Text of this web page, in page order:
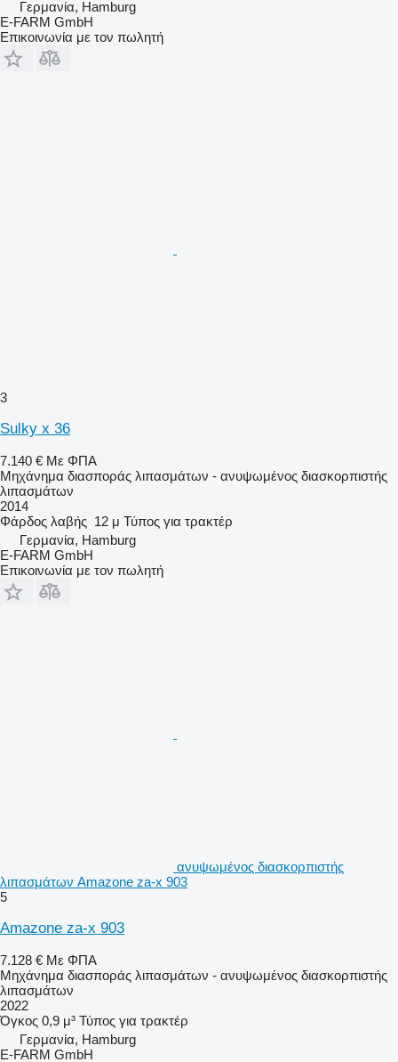
Γερμανία, Hamburg
E-FARM GmbH
Επικοινωνία με τον πωλητή
3
Sulky x 36
7.140 € Με ΦΠΑ
Μηχάνημα διασποράς λιπασμάτων - ανυψωμένος διασκορπιστής
λιπασμάτων
2014
Φάρδος λαβής 12 μ Τύπος για τρακτέρ
Γερμανία, Hamburg
E-FARM GmbH
Επικοινωνία με τον πωλητή
ανυψωμένος διασκορπιστής
λιπασμάτων Amazone za-x 903
5
Amazone za-x 903
7.128 € Με ΦΠΑ
Μηχάνημα διασποράς λιπασμάτων - ανυψωμένος διασκορπιστής
λιπασμάτων
2022
Όγκος 0,9 μ³ Τύπος για τρακτέρ
Γερμανία, Hamburg
E-FARM GmbH